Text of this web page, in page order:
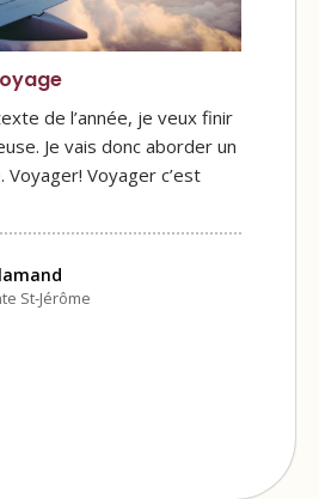
de l’année, je veux finir
Je vais donc aborder un
Voyager! Voyager c’est
St-Jérôme